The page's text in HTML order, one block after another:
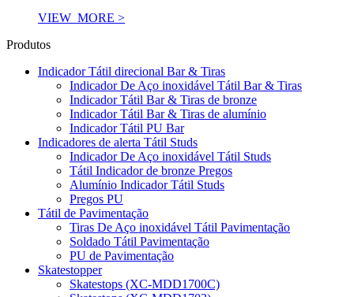
VIEW_MORE >
Produtos
Indicador Tátil direcional Bar & Tiras
Indicador De Aço inoxidável Tátil Bar & Tiras
Indicador Tátil Bar & Tiras de bronze
Indicador Tátil Bar & Tiras de alumínio
Indicador Tátil PU Bar
Indicadores de alerta Tátil Studs
Indicador De Aço inoxidável Tátil Studs
Tátil Indicador de bronze Pregos
Alumínio Indicador Tátil Studs
Pregos PU
Tátil de Pavimentação
Tiras De Aço inoxidável Tátil Pavimentação
Soldado Tátil Pavimentação
PU de Pavimentação
Skatestopper
Skatestops (XC-MDD1700C)